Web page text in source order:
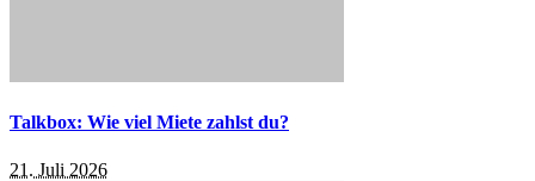
Talkbox: Wie viel Miete zahlst du?
21. Juli 2026